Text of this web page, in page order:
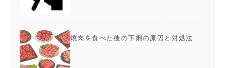
焼肉を食べた後の下痢の原因と対処法